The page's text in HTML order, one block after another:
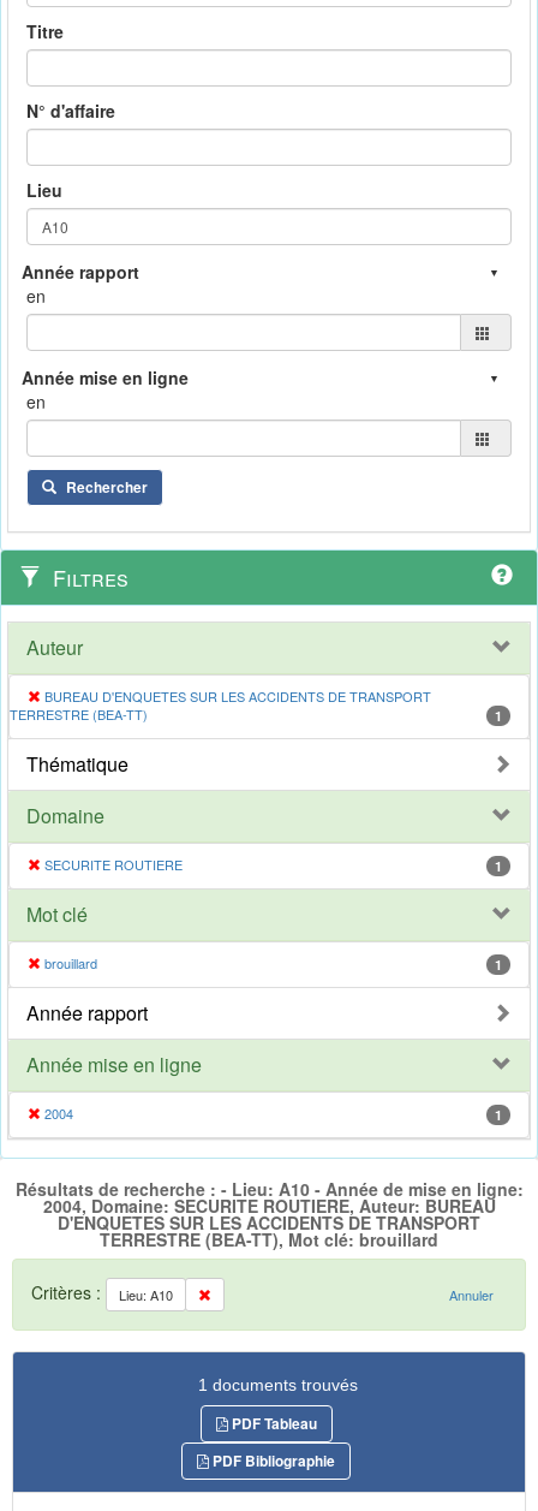
Titre
N° d'affaire
Lieu
en
en
Rechercher
Filtres
Auteur
BUREAU D'ENQUETES SUR LES ACCIDENTS DE TRANSPORT
TERRESTRE (BEA-TT)
1
Thématique
Domaine
SECURITE ROUTIERE 1
Mot clé
brouillard 1
Année rapport
Année mise en ligne
2004 1
Résultats de recherche : - Lieu: A10 - Année de mise en ligne:
2004, Domaine: SECURITE ROUTIERE, Auteur: BUREAU
D'ENQUETES SUR LES ACCIDENTS DE TRANSPORT
TERRESTRE (BEA-TT), Mot clé: brouillard
Critères : Lieu: A10 Annuler
1 documents trouvés
PDF Tableau
PDF Bibliographie